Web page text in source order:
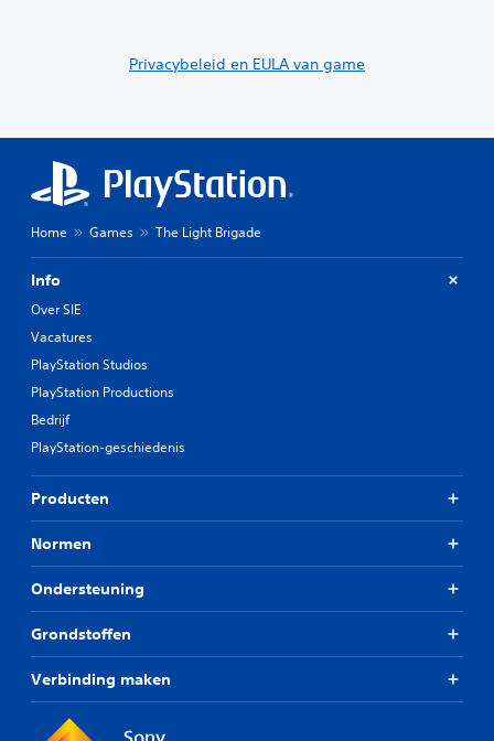
Privacybeleid en EULA van game
Home Games The Light Brigade
Info
Over SIE
Vacatures
PlayStation Studios
PlayStation Productions
Bedrijf
PlayStation-geschiedenis
Producten
Normen
Ondersteuning
Grondstoffen
Verbinding maken